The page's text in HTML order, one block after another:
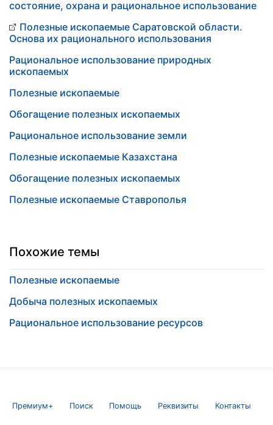
состояние, охрана и рациональное использование
Полезные ископаемые Саратовской области.
Основа их рационального использования
Рациональное использование природных
ископаемых
Полезные ископаемые
Обогащение полезных ископаемых
Рациональное использование земли
Полезные ископаемые Казахстана
Обогащение полезных ископаемых
Полезные ископаемые Ставрополья
Похожие темы
Полезные ископаемые
Добыча полезных ископаемых
Рациональное использование ресурсов
Премиум+ Поиск Помощь Реквизиты Контакты